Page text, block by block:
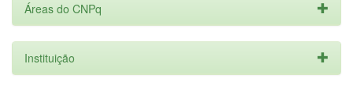
Áreas do CNPq
Instituição